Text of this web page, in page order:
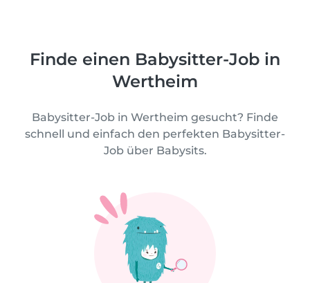
Finde einen Babysitter-Job in
Wertheim
Babysitter-Job in Wertheim gesucht? Finde
schnell und einfach den perfekten Babysitter-
Job über Babysits.